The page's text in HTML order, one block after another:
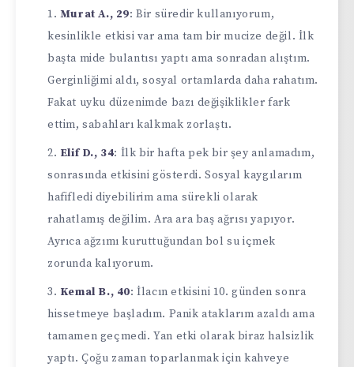
Murat A., 29: Bir süredir kullanıyorum,
kesinlikle etkisi var ama tam bir mucize değil. İlk
başta mide bulantısı yaptı ama sonradan alıştım.
Gerginliğimi aldı, sosyal ortamlarda daha rahatım.
Fakat uyku düzenimde bazı değişiklikler fark
ettim, sabahları kalkmak zorlaştı.
Elif D., 34: İlk bir hafta pek bir şey anlamadım,
sonrasında etkisini gösterdi. Sosyal kaygılarım
hafifledi diyebilirim ama sürekli olarak
rahatlamış değilim. Ara ara baş ağrısı yapıyor.
Ayrıca ağzımı kuruttuğundan bol su içmek
zorunda kalıyorum.
Kemal B., 40: İlacın etkisini 10. günden sonra
hissetmeye başladım. Panik ataklarım azaldı ama
tamamen geçmedi. Yan etki olarak biraz halsizlik
yaptı. Çoğu zaman toparlanmak için kahveye